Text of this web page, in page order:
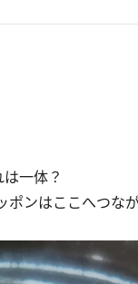
一体？
ンはここへつな